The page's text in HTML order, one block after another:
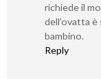
richiede il
dell’ovatta
bambino.
Reply